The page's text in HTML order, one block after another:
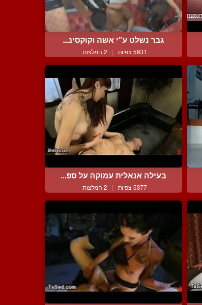
גבר נשלט ע"י אשה וקוקסינ...
5931 צפיות | 2 המלצות
בעילה אנאלית עמוקה על ספ...
5377 צפיות | 2 המלצות